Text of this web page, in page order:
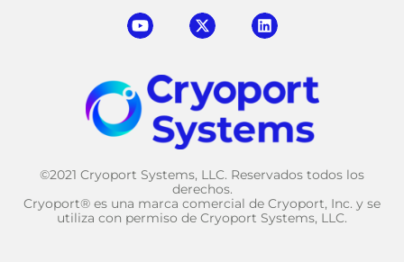
©2021 Cryoport Systems, LLC. Reservados todos los
derechos.
Cryoport® es una marca comercial de Cryoport, Inc. y se
utiliza con permiso de Cryoport Systems, LLC.